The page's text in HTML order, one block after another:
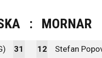
: MORNAR
31 12 Stefan